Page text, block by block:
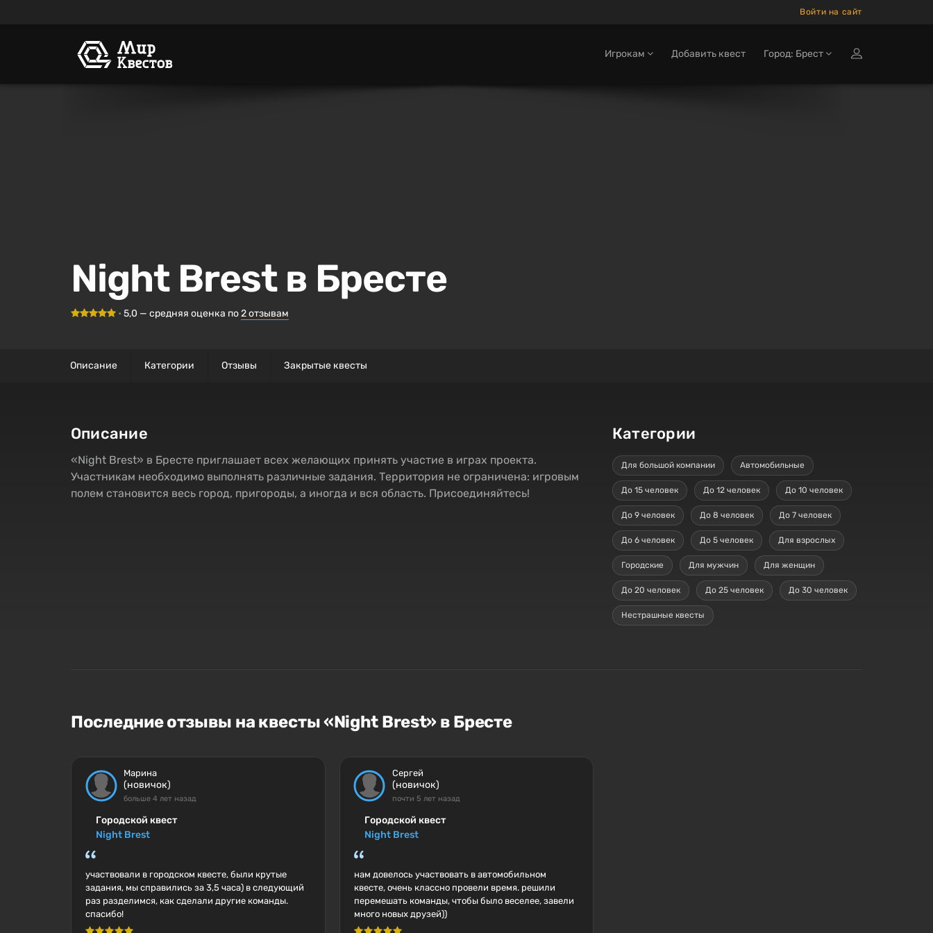
Войти на сайт
Игрокам Добавить квест Город: Брест
Night Brest в Бресте
• 5,0 — средняя оценка по2отзывам
Описание Категории Отзывы Закрытые квесты
Описание
«Night Brest» в Бресте приглашает всех желающих принять участие в играх проекта.
Участникам необходимо выполнять различные задания. Территория не ограничена: игровым
полем становится весь город, пригороды, а иногда и вся область. Присоединяйтесь!
Категории
Для большой компании Автомобильные
До 15 человек До 12 человек До 10 человек
До 9 человек До 8 человек До 7 человек
До 6 человек До 5 человек Для взрослых
Городские Для мужчин Для женщин
До 20 человек До 25 человек До 30 человек
Нестрашные квесты
Последние отзывы на квесты «Night Brest» в Бресте
Марина
(новичок)
больше 4 лет назад
Городской квест
Night Brest
участвовали в городском квесте, были крутые
задания, мы справились за 3,5 часа) в следующий
раз разделимся, как сделали другие команды.
спасибо!
Сергей
(новичок)
почти 5 лет назад
Городской квест
Night Brest
нам довелось участвовать в автомобильном
квесте, очень классно провели время. решили
перемешать команды, чтобы было веселее, завели
много новых друзей))